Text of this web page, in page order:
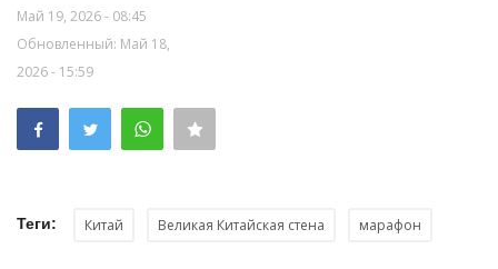
Май 19, 2026 - 08:45
Обновленный: Май 18,
2026 - 15:59
Теги: Китай Великая Китайская стена марафон